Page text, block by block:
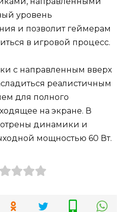
уровень
и позволит геймерам
в игровой процесс.
с направленным вверх
реалистичным
для полного
на экране. В
динамики и
мощностью 60 Вт.